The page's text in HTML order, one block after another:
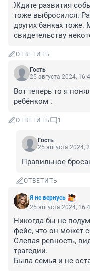
Ждите развития
тоже выбросился.
других банках тоже.
свидетельству
ОТВЕТИТЬ
Гость
25 августа 2024,
Вот теперь то я
ребёнком".
ОТВЕТИТЬ 1
Гость
25 августа 2024,
Правильное
ОТВЕТИТЬ
Я не вернусь
25 августа 2024,
Никогда бы не
фейс, что он может
Слепая ревность,
трагедии.
Была семья и не